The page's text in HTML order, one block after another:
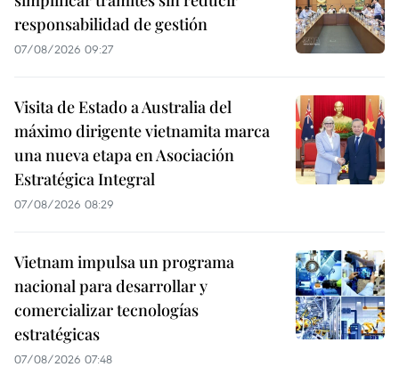
responsabilidad de gestión
07/08/2026 09:27
Visita de Estado a Australia del
máximo dirigente vietnamita marca
una nueva etapa en Asociación
Estratégica Integral
07/08/2026 08:29
Vietnam impulsa un programa
nacional para desarrollar y
comercializar tecnologías
estratégicas
07/08/2026 07:48